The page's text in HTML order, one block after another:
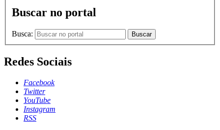
Buscar no portal
Busca: Buscar
Redes Sociais
Facebook
Twitter
YouTube
Instagram
RSS